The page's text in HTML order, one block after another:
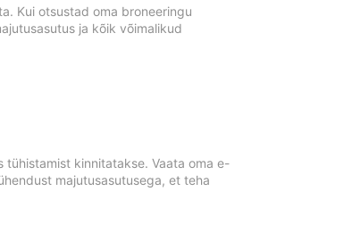
Kui otsustad oma broneeringu
ja kõik võimalikud
kinnitatakse. Vaata oma e-
majutusasutusega, et teha